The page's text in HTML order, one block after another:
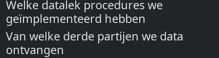
Welke datalek procedures we
geïmplementeerd hebben
Van welke derde partijen we data
ontvangen